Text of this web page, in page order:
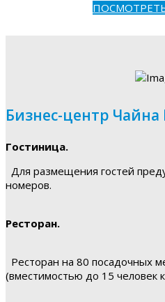
Бизнес-центр Чайна
Гостиница.
Для размещения гостей
номеров.
Ресторан.
Ресторан на 80 посадочных
(вместимостью до 15 человек